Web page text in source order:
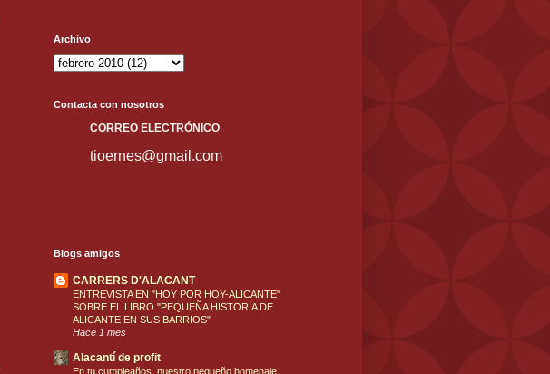
Archivo
Contacta con nosotros
CORREO ELECTRÓNICO
tioernes@gmail.com
Blogs amigos
CARRERS D'ALACANT
ENTREVISTA EN "HOY POR HOY-ALICANTE"
SOBRE EL LIBRO "PEQUEÑA HISTORIA DE
ALICANTE EN SUS BARRIOS"
Hace 1 mes
Alacantí de profit
En tu cumpleaños, nuestro pequeño homenaje.